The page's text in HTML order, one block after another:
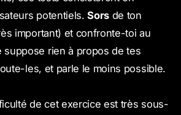
potentiels.Sors de ton
important) et confronte-toi au
suppose rien à propos de tes
les, et parle le moins possible.
de cet exercice est très sous-